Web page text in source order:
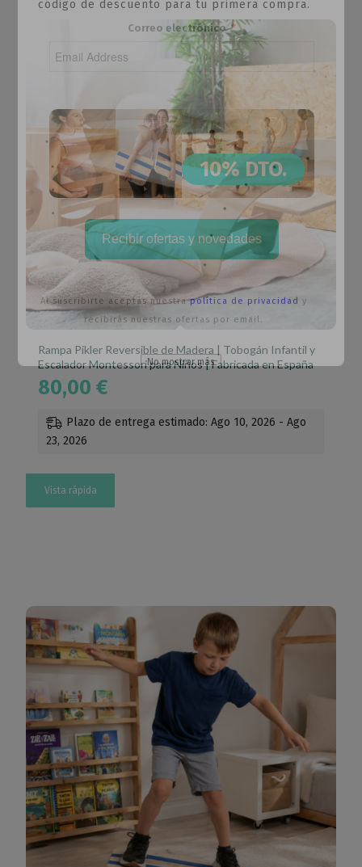
Rampa Pikler Reversible de Madera | Tobogán Infantil y
Escalador Montessori para Niños | Fabricada en España
80,00€
Plazo de entrega estimado: Ago 10, 2026 - Ago
23, 2026
Vista rápida
código de descuento para tu primera compra.
Correo electrónico
10% DTO.
Recibir ofertas y novedades
Al suscribirte aceptas nuestrapolítica de privacidad y
recibirás nuestras ofertas por email.
No mostrar más
Esto se cerrará en